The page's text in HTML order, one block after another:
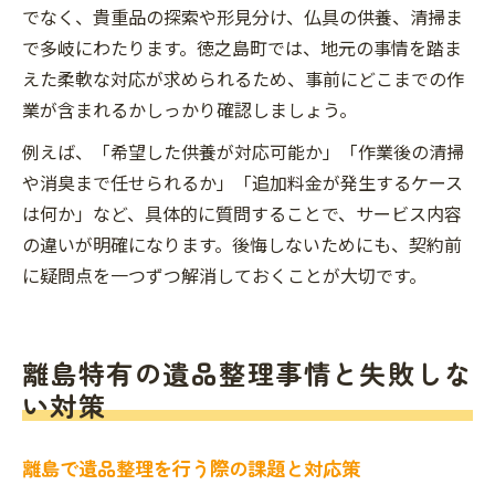
でなく、貴重品の探索や形見分け、仏具の供養、清掃ま
で多岐にわたります。徳之島町では、地元の事情を踏ま
えた柔軟な対応が求められるため、事前にどこまでの作
業が含まれるかしっかり確認しましょう。
例えば、「希望した供養が対応可能か」「作業後の清掃
や消臭まで任せられるか」「追加料金が発生するケース
は何か」など、具体的に質問することで、サービス内容
の違いが明確になります。後悔しないためにも、契約前
に疑問点を一つずつ解消しておくことが大切です。
離島特有の遺品整理事情と失敗しな
い対策
離島で遺品整理を行う際の課題と対応策